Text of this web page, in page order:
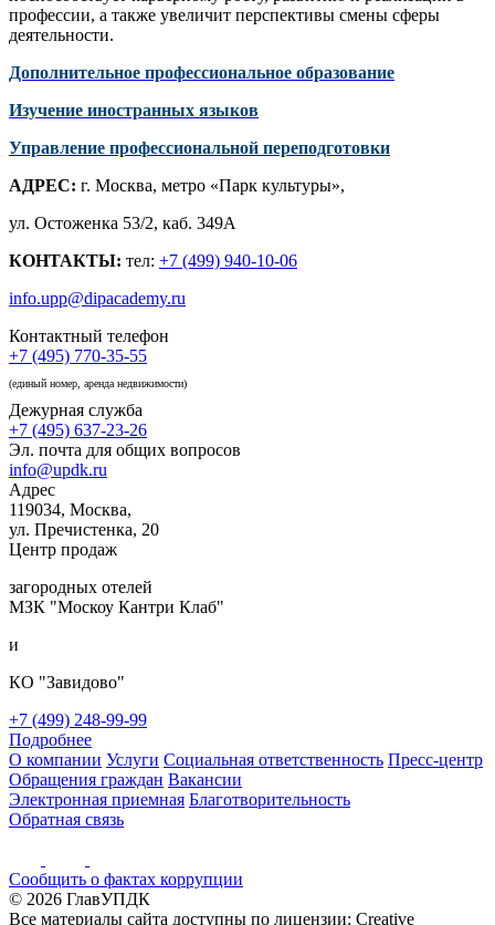
профессии, а также увеличит перспективы смены сферы
деятельности.
Дополнительное профессиональное образование
Изучение иностранных языков
Управление профессиональной переподготовки
АДРЕС: г. Москва, метро «Парк культуры»,
ул. Остоженка 53/2, каб. 349А
КОНТАКТЫ: тел: +7 (499) 940-10-06
info.upp@dipacademy.ru
Контактный телефон
+7 (495) 770-35-55
(единый номер, аренда недвижимости)
Дежурная служба
+7 (495) 637-23-26
Эл. почта для общих вопросов
info@updk.ru
Адрес
119034, Москва,
ул. Пречистенка, 20
Центр продаж
загородных отелей
МЗК "Москоу Кантри Клаб"
и
КО "Завидово"
+7 (499) 248-99-99
Подробнее
О компании Услуги Социальная ответственность Пресс-центр
Обращения граждан Вакансии
Электронная приемная Благотворительность
Обратная связь
Сообщить о фактах коррупции
© 2026 ГлавУПДК
Все материалы сайта доступны по лицензии: Creative